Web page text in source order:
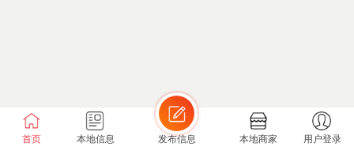
首页 本地信息 发布信息 本地商家 用户登录